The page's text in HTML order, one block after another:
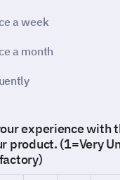
a week
a month
experience with
product. (1=Very